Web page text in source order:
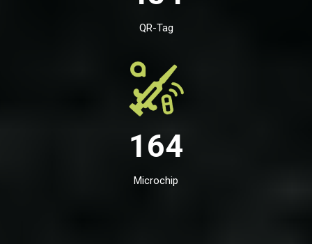
QR-Tag
164
Microchip